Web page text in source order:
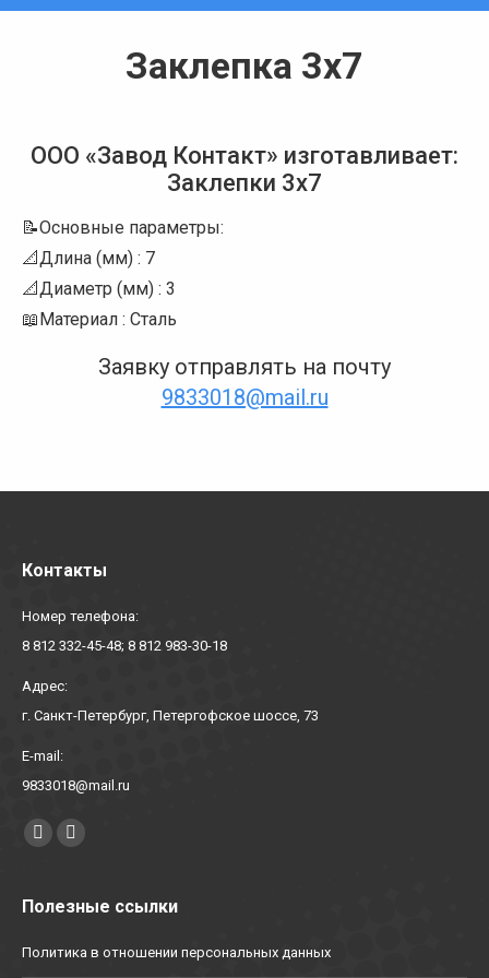
Заклепка 3х7
ООО «Завод Контакт» изготавливает:
Заклепки 3х7
📝Основные параметры:
📐Длина (мм) : 7
📐Диаметр (мм) : 3
📖Материал : Сталь
Заявку отправлять на почту
9833018@mail.ru
Контакты
Номер телефона:
8 812 332-45-48; 8 812 983-30-18
Адрес:
г. Санкт-Петербург, Петергофское шоссе, 73
E-mail:
9833018@mail.ru
Найдите нас:
YouTubeВконтакте
Полезные ссылки
Политика в отношении персональных данных